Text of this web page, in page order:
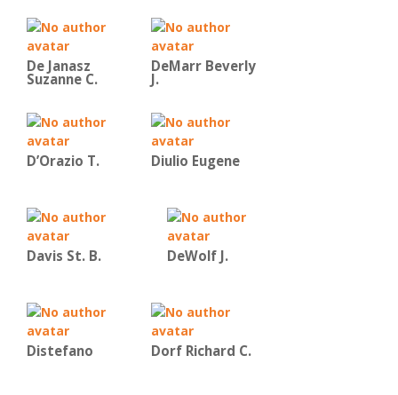
De Janasz
Suzanne C.
DeMarr Beverly
J.
D’Orazio T. Diulio Eugene
Davis St. B. DeWolf J.
Distefano Dorf Richard C.